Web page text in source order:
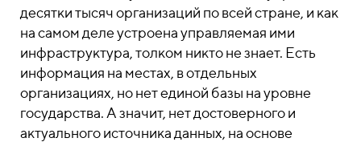
десятки тысяч организаций по всей стране, и как
на самом деле устроена управляемая ими
инфраструктура, толком никто не знает. Есть
информация на местах, в отдельных
организациях, но нет единой базы на уровне
государства. А значит, нет достоверного и
актуального источника данных, на основе